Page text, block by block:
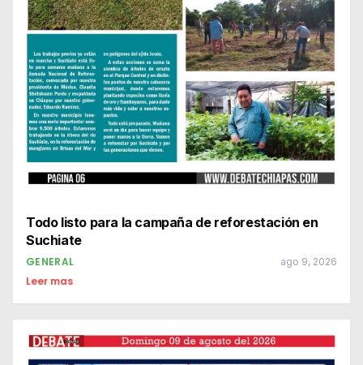
Todo listo para la campaña de reforestación en
Suchiate
GENERAL ago 9, 2026
Leer mas